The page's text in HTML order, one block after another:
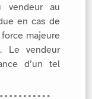
vendeur au
en cas de
majeure
Le vendeur
d’un tel